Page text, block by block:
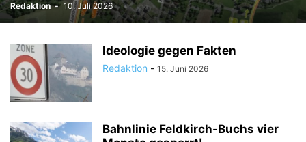
Redaktion - 10. Juli 2026
Ideologie gegen Fakten
Redaktion - 15. Juni 2026
Bahnlinie Feldkirch-Buchs vier